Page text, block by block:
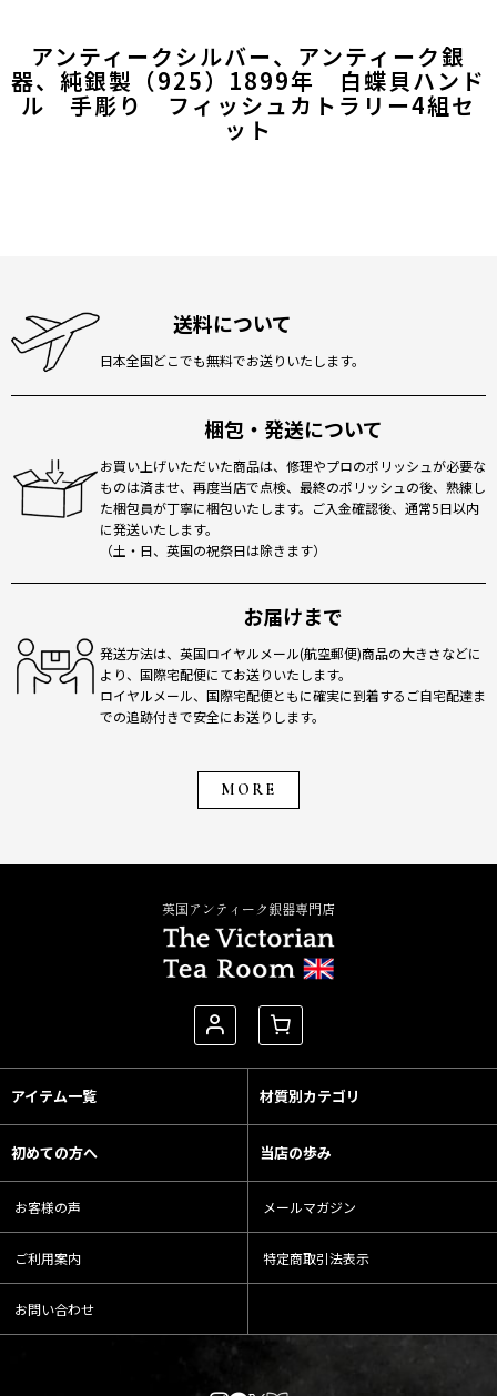
アンティークシルバー、アンティーク銀
器、純銀製（925）1899年 白蝶貝ハンド
ル 手彫り フィッシュカトラリー4組セ
ット
送料について
日本全国どこでも無料でお送りいたします。
梱包・発送について
お買い上げいただいた商品は、修理やプロのポリッシュが必要な
ものは済ませ、再度当店で点検、最終のポリッシュの後、熟練し
た梱包員が丁寧に梱包いたします。ご入金確認後、通常5日以内
に発送いたします。
（土・日、英国の祝祭日は除きます）
お届けまで
発送方法は、英国ロイヤルメール(航空郵便)商品の大きさなどに
より、国際宅配便にてお送りいたします。
ロイヤルメール、国際宅配便ともに確実に到着するご自宅配達ま
での追跡付きで安全にお送りします。
MORE
英国アンティーク銀器専門店
アイテム一覧 材質別カテゴリ
初めての方へ 当店の歩み
お客様の声 メールマガジン
ご利用案内 特定商取引法表示
お問い合わせ